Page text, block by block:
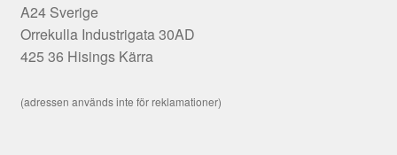
A24 Sverige
Orrekulla Industrigata 30AD
425 36 Hisings Kärra
(adressen används inte för reklamationer)